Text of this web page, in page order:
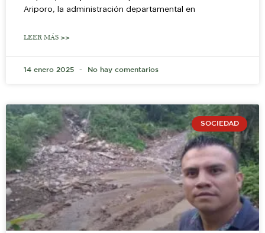
Ariporo, la administración departamental en
LEER MÁS >>
14 enero 2025 No hay comentarios
SOCIEDAD